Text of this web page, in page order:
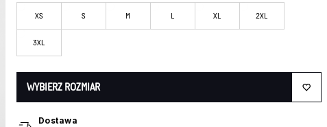
XS S M L XL 2XL
3XL
WYBIERZ ROZMIAR
Dostawa